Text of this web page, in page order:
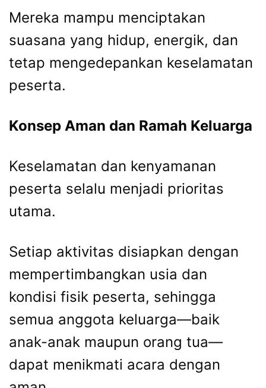
Mereka mampu menciptakan
suasana yang hidup, energik, dan
tetap mengedepankan keselamatan
peserta.
Konsep Aman dan Ramah Keluarga
Keselamatan dan kenyamanan
peserta selalu menjadi prioritas
utama.
Setiap aktivitas disiapkan dengan
mempertimbangkan usia dan
kondisi fisik peserta, sehingga
semua anggota keluarga—baik
anak-anak maupun orang tua—
dapat menikmati acara dengan